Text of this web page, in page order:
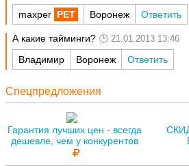
maxper Воронеж Ответить
А какие тайминги? 21.01.2013 13:46
Владимир Воронеж Ответить
Спецпредложения
Гарантия лучших цен - всегда
дешевле, чем у конкурентов